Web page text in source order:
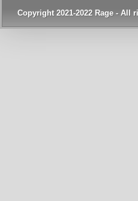
Copyright 2021-2022 Rage - All